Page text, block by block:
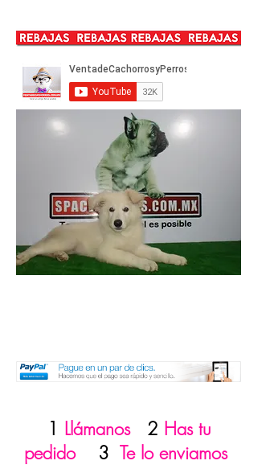
1 Llámanos 2 Has tu
pedido3 Te lo enviamos